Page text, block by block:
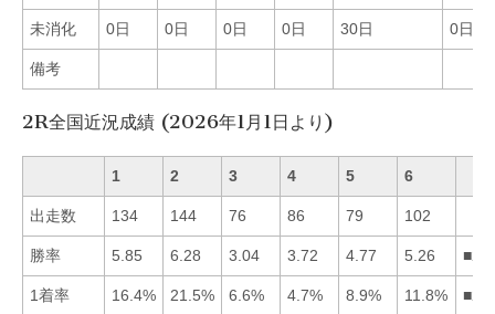
未消化 0日 0日 0日 0日 30日 0日
備考
2R全国近況成績 (2026年1月1日より)
1 2 3 4 5 6
出走数 134 144 76 86 79 102
勝率 5.85 6.28 3.04 3.72 4.77 5.26
1着率 16.4% 21.5% 6.6% 4.7% 8.9% 11.8%